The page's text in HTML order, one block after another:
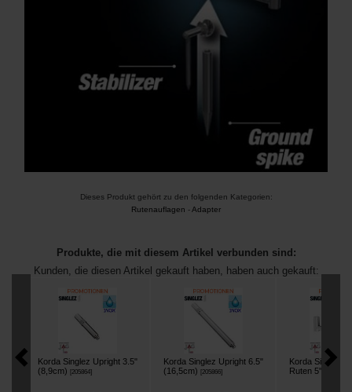
Dieses Produkt gehört zu den folgenden Kategorien:
Rutenauflagen -Adapter
Produkte, die mit diesem Artikel verbunden sind:
Kunden, die diesen Artikel gekauft haben, haben auch gekauft:
Korda Singlez Upright 3.5"
(8,9cm)
[205864]
Korda Singlez Upright 6.5"
(16,5cm)
[205866]
Korda Singlez
Ruten 5"